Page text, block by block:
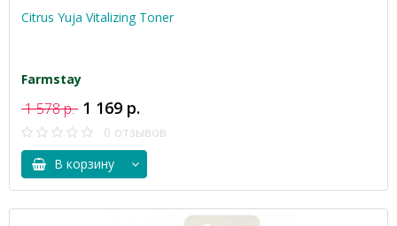
Citrus Yuja Vitalizing Toner
Farmstay
1 578 р. 1 169 р.
0 отзывов
В корзину